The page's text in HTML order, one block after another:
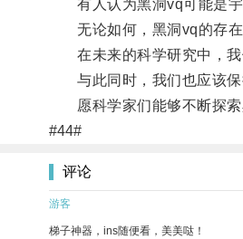
有人认为黑洞vq可能是宇
无论如何，黑洞vq的存在
在未来的科学研究中，我
与此同时，我们也应该保
愿科学家们能够不断探索
#44#
评论
游客
梯子神器，ins随便看，美美哒！